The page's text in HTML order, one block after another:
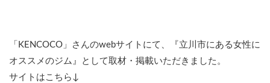
「KENCOCO」さんのwebサイトにて、『立川市にある女性に
オススメのジム』として取材・掲載いただきました。
サイトはこちら↓